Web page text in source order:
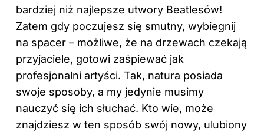
bardziej niż najlepsze utwory Beatlesów!
Zatem gdy poczujesz się smutny, wybiegnij
na spacer – możliwe, że na drzewach czekają
przyjaciele, gotowi zaśpiewać jak
profesjonalni artyści. Tak, natura posiada
swoje sposoby, a my jedynie musimy
nauczyć się ich słuchać. Kto wie, może
znajdziesz w ten sposób swój nowy, ulubiony